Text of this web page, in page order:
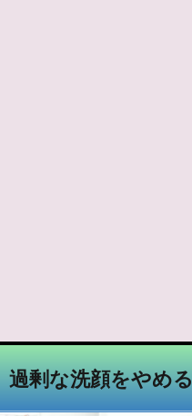
過剰な洗顔をやめる